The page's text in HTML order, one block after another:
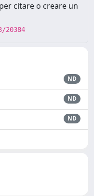
citare o creare un
ND
ND
ND